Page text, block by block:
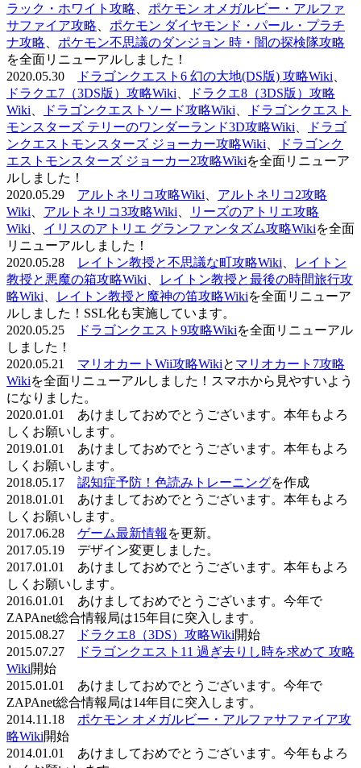
ラック・ホワイト攻略
ポケモン オメガルビー・アルファ
サファイア攻略
ポケモン ダイヤモンド・パール・プラチ
ナ攻略
ポケモン不思議のダンジョン 時・闇の探検隊攻略
を全面リニューアルしました！
2020.05.30
ドラゴンクエスト6 幻の大地(DS版) 攻略Wiki
ドラクエ7（3DS版）攻略Wiki
ドラクエ8（3DS版）攻略
Wiki
ドラゴンクエストソード攻略Wiki
ドラゴンクエスト
モンスターズ テリーのワンダーランド3D攻略Wiki
ドラゴ
ンクエストモンスターズ ジョーカー攻略Wiki
ドラゴンク
エストモンスターズ ジョーカー2攻略Wikiを全面リニューア
ルしました！
2020.05.29 アルトネリコ攻略Wiki
アルトネリコ2攻略
Wiki
アルトネリコ3攻略Wiki
リーズのアトリエ攻略
Wiki
イリスのアトリエ グランファンタズム攻略Wikiを全面
リニューアルしました！
2020.05.28
レイトン教授と不思議な町攻略Wiki
レイトン
教授と悪魔の箱攻略Wiki
レイトン教授と最後の時間旅行攻
略Wiki
レイトン教授と魔神の笛攻略Wikiを全面リニューア
ルしました！SSL化も実施しています。
2020.05.25
ドラゴンクエスト9攻略Wikiを全面リニューアル
しました！
2020.05.21 マリオカートWii攻略Wikiと マリオカート7攻略
Wikiを全面リニューアルしました！スマホから見やすいよう
になりました。
2020.01.01 あけましておめでとうございます。本年もよろ
しくお願いします。
2019.01.01 あけましておめでとうございます。本年もよろ
しくお願いします。
2018.05.17 認知症予防！色読みトレーニングを作成
2018.01.01 あけましておめでとうございます。本年もよろ
しくお願いします。
2017.06.28 ゲーム最新情報 を更新。
2017.05.19 デザイン変更しました。
2017.01.01 あけましておめでとうございます。本年もよろ
しくお願いします。
2016.01.01 あけましておめでとうございます。今年で
ZAPAnet総合情報局は15年目に突入します。
2015.08.27
ドラクエ8（3DS）攻略Wiki開始
2015.07.27
ドラゴンクエスト11 過ぎ去りし時を求めて 攻略
Wiki開始
2015.01.01 あけましておめでとうございます。今年で
ZAPAnet総合情報局は14年目に突入します。
2014.11.18 ポケモン オメガルビー・アルファサファイア攻
略Wiki開始
2014.01.01 あけましておめでとうございます。今年もよろ